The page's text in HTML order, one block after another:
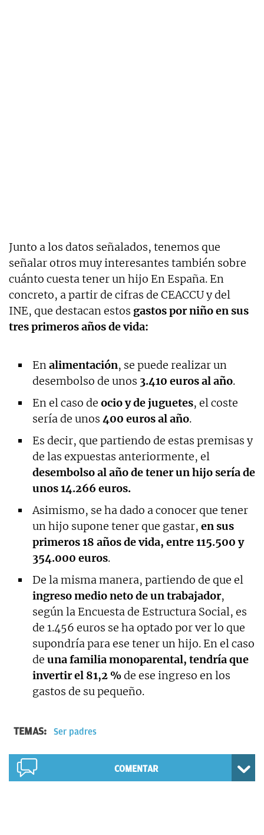
Junto a los datos señalados, tenemos que
señalar otros muy interesantes también sobre
cuánto cuesta tener un hijo En España. En
concreto, a partir de cifras de CEACCU y del
INE, que destacan estos gastos por niño en sus
tres primeros años de vida:
Enalimentación, se puede realizar un
desembolso de unos 3.410 euros al año.
En el caso de ocio y de juguetes, el coste
sería de unos 400 euros al año.
Es decir, que partiendo de estas premisas y
de las expuestas anteriormente, el
desembolso al año de tener un hijo sería de
unos 14.266 euros.
Asimismo, se ha dado a conocer que tener
un hijo supone tener que gastar, en sus
primeros 18 años de vida, entre 115.500 y
354.000 euros.
De la misma manera, partiendo de que el
ingreso medio neto de un trabajador,
según la Encuesta de Estructura Social, es
de 1.456 euros se ha optado por ver lo que
supondría para ese tener un hijo. En el caso
de una familia monoparental, tendría que
invertir el 81,2 %de ese ingreso en los
gastos de su pequeño.
TEMAS: Ser padres
COMENTAR